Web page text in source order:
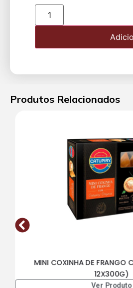
Produtos Relacionados
MINI COXINHA DE FRANGO
12X300G)
Ver Produto